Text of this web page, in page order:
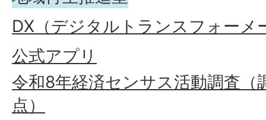
DX（デジタルトランスフォーメ
公式アプリ
令和8年経済センサス活動調査（
点）